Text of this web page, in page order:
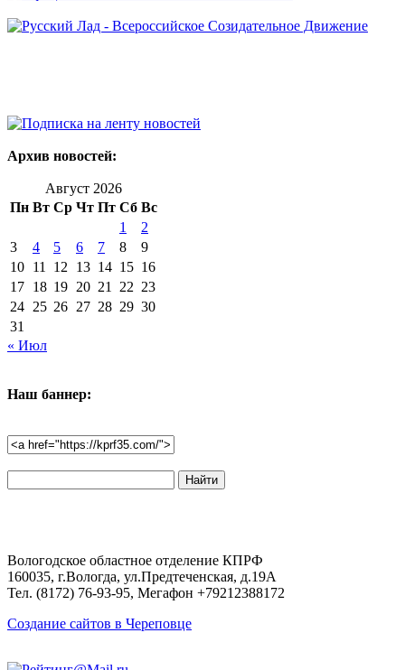
Архив новостей:
Август 2026
Пн Вт Ср Чт Пт Сб Вс
1
2
3
4 5 6 7 8
9
10 11 12 13 14 15 16
17 18 19 20 21 22 23
24 25 26 27 28 29 30
31
« Июл
Наш баннер:
по
Вологодское областное отделение КПРФ
160035, г.Вологда, ул.Предтеченская, д.19А
Тел. (8172) 76-93-95, Мегафон +79212388172
Создание сайтов в Череповце